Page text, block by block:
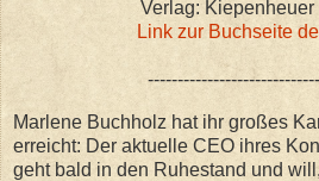
Verlag: Kiepenheuer
Link zur Buchseite
Marlene Buchholz hat ihr großes
erreicht: Der aktuelle CEO ihres
geht bald in den Ruhestand und